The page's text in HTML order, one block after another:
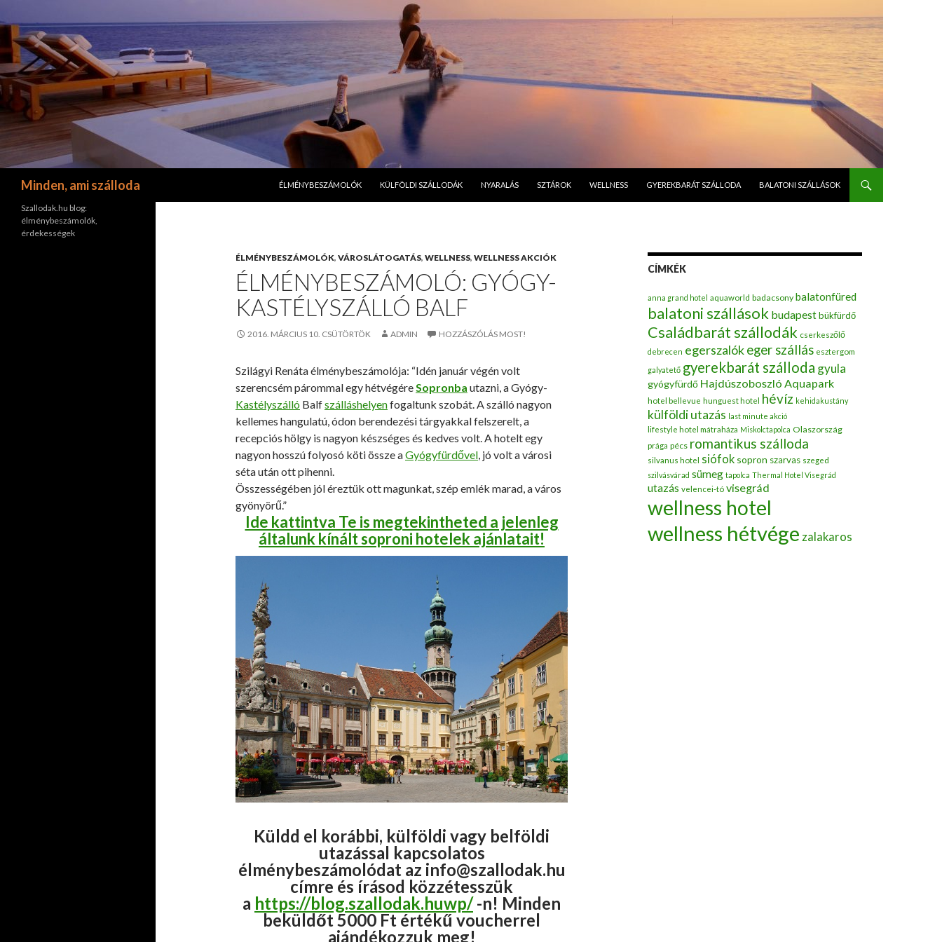
Minden, ami szálloda
ÉLMÉNYBESZÁMOLÓK
KÜLFÖLDI SZÁLLODÁK NYARALÁS SZTÁROK WELLNESS GYEREKBARÁT SZÁLLODA BALATONI SZÁLLÁSOK
ÉLMÉNYBESZÁMOLÓK, VÁROSLÁTOGATÁS, WELLNESS, WELLNESS AKCIÓK
ÉLMÉNYBESZÁMOLÓ: GYÓGY-
KASTÉLYSZÁLLÓ BALF
2016. MÁRCIUS 10. CSÜTÖRTÖK ADMIN HOZZÁSZÓLÁS MOST!
Szilágyi Renáta élménybeszámolója: “Idén január végén volt
szerencsém párommal egy hétvégéreSopronba utazni, a Gyógy-
Kastélyszálló Balfszálláshelyenfogaltunk szobát. A szálló nagyon
kellemes hangulatú, ódon berendezési tárgyakkal felszerelt, a
recepciós hölgy is nagyon készséges és kedves volt. A hotelt egy
nagyon hosszú folyosó köti össze aGyógyfürdővel, jó volt a városi
séta után ott pihenni.
Összességében jól éreztük ott magunkat, szép emlék marad, a város
gyönyörű.”
Ide kattintva Te is megtekintheted a jelenleg
általunk kínált soproni hotelek ajánlatait!
Küldd el korábbi, külföldi vagy belföldi
utazással kapcsolatos
élménybeszámolódat az info@szallodak.hu
címre és írásod közzétesszük
a https://blog.szallodak.huwp/-n! Minden
beküldőt 5000 Ft értékű voucherrel
ajándékozzuk meg!
CÍMKÉK
anna grand hotel aquaworld badacsony balatonfüred
balatoni szállások budapestbükfürdő
Családbarát szállodák cserkeszőlő
debrecen egerszalókeger szállás esztergom
galyatető gyerekbarát szálloda gyula
gyógyfürdő Hajdúszoboszló Aquapark
hotel bellevue hunguest hotel hévíz kehidakustány
külföldi utazás last minute akció
lifestyle hotel mátraháza Miskolctapolca Olaszország
prága pécs romantikus szálloda
silvanus hotel siófok sopron szarvas szeged
szilvásvárad sümeg tapolca Thermal Hotel Visegrád
utazás velencei-tó visegrád
wellness hotel
wellness hétvége zalakaros
Szallodak.hu blog:
élménybeszámolók,
érdekességek